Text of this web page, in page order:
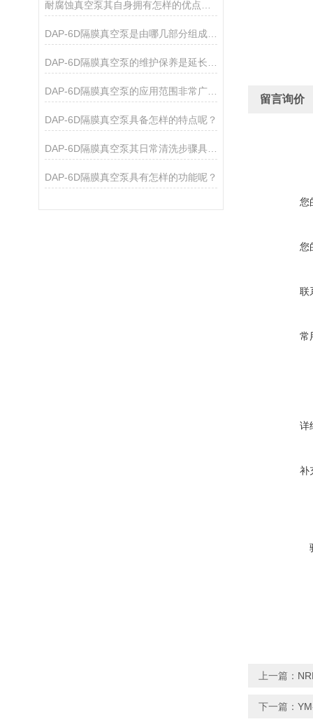
DAP-6D隔膜真空泵是由哪几部分组成的呢？
DAP-6D隔膜真空泵具备怎样的特点呢？
DAP-6D隔膜真空泵其日常清洗步骤具体是如何的呢？
DAP-6D隔膜真空泵具有怎样的功能呢？
留言询价
您
您
联
常
详
补
上一篇：
下一篇：